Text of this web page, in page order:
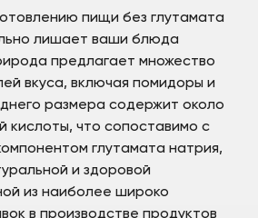
пищи без глутамата
лишает ваши блюда
предлагает множество
вкуса, включая помидоры и
размера содержит около
кислоты, что сопоставимо с
глутамата натрия,
и здоровой
из наиболее широко
в производстве продуктов